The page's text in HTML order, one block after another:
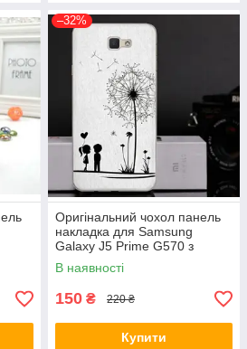
–32%
Оригінальний чохол панель
накладка для Samsung
Galaxy J5 Prime G570 з
картинкою Кульбаба
В наявності
150 ₴ 220 ₴
Купити